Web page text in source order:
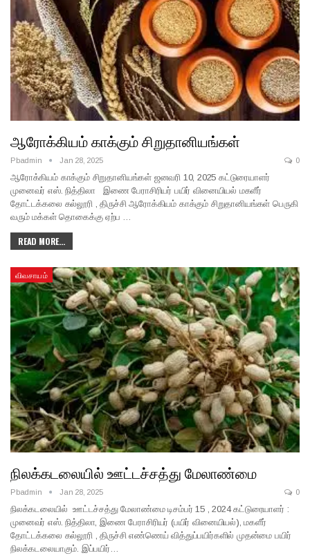
ஆரோக்கியம் காக்கும் சிறுதானியங்கள்
Pbadmin Jan 28, 2025 0
ஆரோக்கியம் காக்கும் சிறுதானியங்கள் ஜனவரி 10, 2025 கட்டுரையாளர்
முனைவர் எஸ். நித்திலா இணை பேராசிரியர் பயிர் வினையியல் மகளீர்
தோட்டக்கலை கல்லூரி , திருச்சி ஆரோக்கியம் காக்கும் சிறுதானியங்கள் பெருகி
வரும் மக்கள் தொகைக்கு ஏற்ப …
READ MORE...
விவசாயம்
நிலக்கடலையில் ஊட்டச்சத்து மேலாண்மை
Pbadmin Jan 28, 2025 0
நிலக்கடலையில் ஊட்டச்சத்து மேலாண்மை டிசம்பர் 15 , 2024 கட்டுரையாளர் :
முனைவர் எஸ். நித்திலா, இணை பேராசிரியர் (பயிர் வினையியல்), மகளீர்
தோட்டக்கலை கல்லூரி , திருச்சி எண்ணெய் வித்துப்பயிர்களில் முதன்மை பயிர்
நிலக்கடலையாகும். இப்பயிர்…